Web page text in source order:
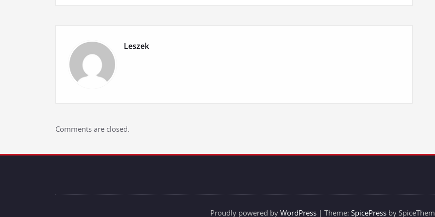
Leszek
Comments are closed.
Proudly powered by WordPress | Theme: SpicePress by